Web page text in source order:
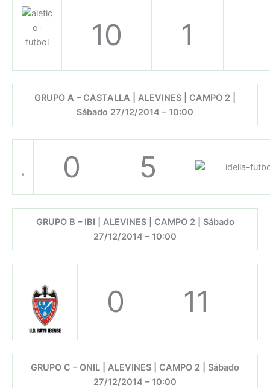
10 1
GRUPO A – CASTALLA | ALEVINES | CAMPO 2 |
Sábado 27/12/2014 – 10:00
0 5
GRUPO B – IBI | ALEVINES | CAMPO 2 | Sábado
27/12/2014 – 10:00
0 11
GRUPO C – ONIL | ALEVINES | CAMPO 2 | Sábado
27/12/2014 – 10:00